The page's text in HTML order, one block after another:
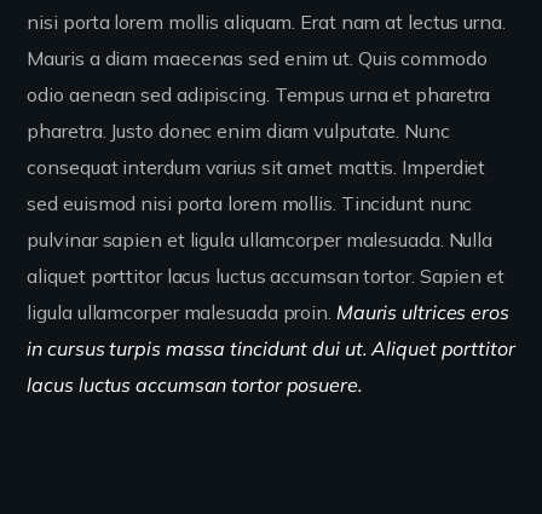
nisi porta lorem mollis aliquam. Erat nam at lectus urna.
Mauris a diam maecenas sed enim ut. Quis commodo
odio aenean sed adipiscing. Tempus urna et pharetra
pharetra. Justo donec enim diam vulputate. Nunc
consequat interdum varius sit amet mattis. Imperdiet
sed euismod nisi porta lorem mollis. Tincidunt nunc
pulvinar sapien et ligula ullamcorper malesuada. Nulla
aliquet porttitor lacus luctus accumsan tortor. Sapien et
ligula ullamcorper malesuada proin. Mauris ultrices eros
in cursus turpis massa tincidunt dui ut. Aliquet porttitor
lacus luctus accumsan tortor posuere.